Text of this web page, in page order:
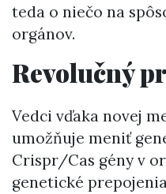
teda o niečo na
orgánov.
Revolučný
Vedci vďaka novej
umožňuje meniť
Crispr/Cas gény v
genetické